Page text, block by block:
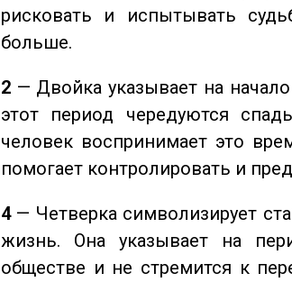
рисковать и испытывать
больше.
2 — Двойка указывает на
этот период чередуются
человек воспринимает это
помогает контролировать и
4— Четверка символизирует
жизнь. Она указывает на
обществе и не стремится к